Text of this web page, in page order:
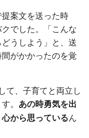
案文を送った時
でした。「こんな
うしよう」と、送
がかかったのを覚
て、子育てと両立し
。 あの時勇気を出
から思っているん